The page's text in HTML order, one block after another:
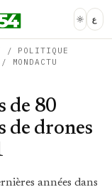
ع
/ POLITIQUE
/ MONDACTU
de 80
de drones
années dans